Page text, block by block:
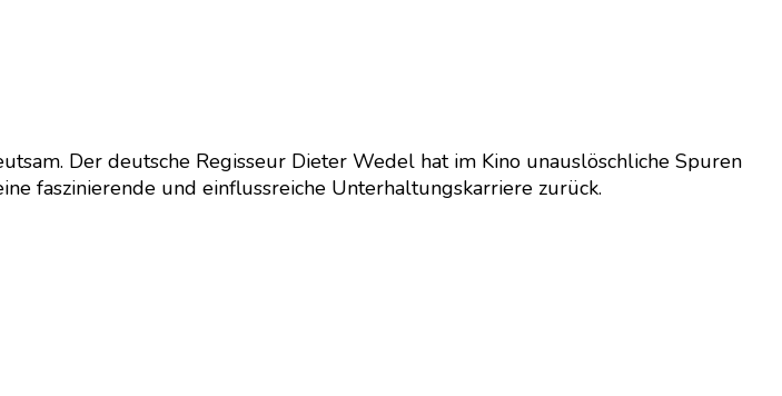
Der deutsche Regisseur Dieter Wedel hat im Kino unauslöschliche Spuren
faszinierende und einflussreiche Unterhaltungskarriere zurück.